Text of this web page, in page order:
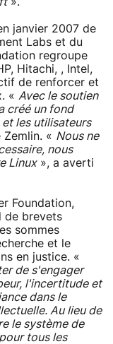
janvier 2007 de
Labs et du
regroupe
Hitachi, , Intel,
de renforcer et
« Avec le soutien
créé un fond
les utilisateurs
« Nous ne
nous
Linux», a averti
Foundation,
de brevets
sommes
et le
en justice. «
de s'engager
l'incertitude et
dans le
Au lieu de
le système de
tous les